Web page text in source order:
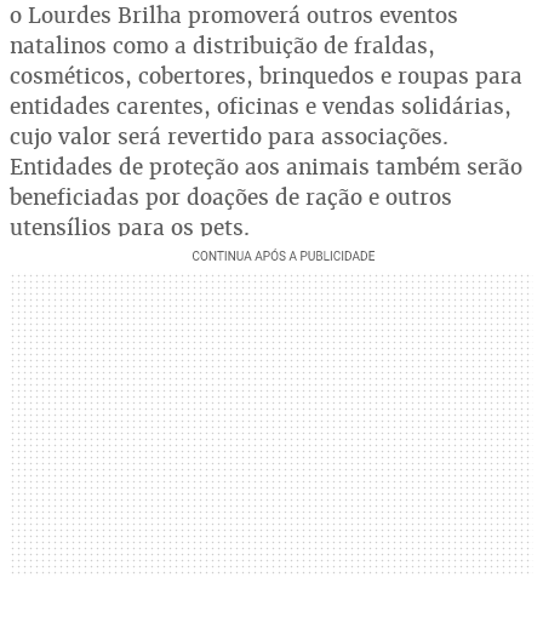
o Lourdes Brilha promoverá outros eventos
natalinos como a distribuição de fraldas,
cosméticos, cobertores, brinquedos e roupas para
entidades carentes, oficinas e vendas solidárias,
cujo valor será revertido para associações.
Entidades de proteção aos animais também serão
beneficiadas por doações de ração e outros
utensílios para os pets.